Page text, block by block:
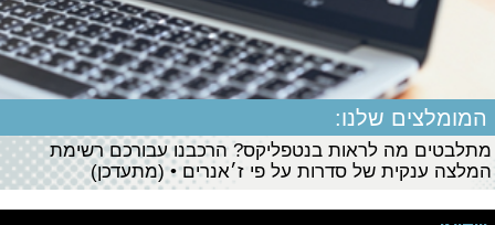
המומלצים שלנו:
מתלבטים מה לראות בנטפליקס? הרכבנו עבורכם רשימת
המלצה ענקית של סדרות על פי ז׳אנרים • (מתעדכן)